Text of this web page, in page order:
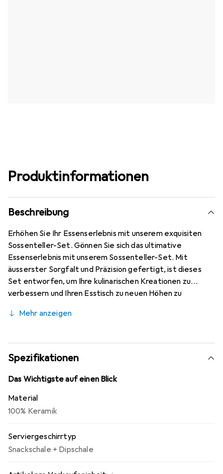
Produktinformationen
Beschreibung
Erhöhen Sie Ihr Essenserlebnis mit unserem exquisiten
Sossenteller-Set. Gönnen Sie sich das ultimative
Essenserlebnis mit unserem Sossenteller-Set. Mit
äusserster Sorgfalt und Präzision gefertigt, ist dieses
Set entworfen, um Ihre kulinarischen Kreationen zu
verbessern und Ihren Esstisch zu neuen Höhen zu
Mehr anzeigen
Spezifikationen
Das Wichtigste auf einen Blick
Material
100% Keramik
Serviergeschirrtyp
Snackschale + Dipschale